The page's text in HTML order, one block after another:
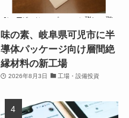
味の素、岐阜県可児市に半
導体パッケージ向け層間絶
縁材料の新工場
2026年8月3日 工場・設備投資